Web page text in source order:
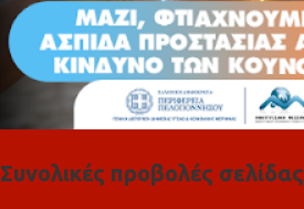
Συνολικές προβολές σελίδας